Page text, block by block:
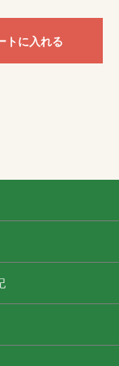
トに入れる